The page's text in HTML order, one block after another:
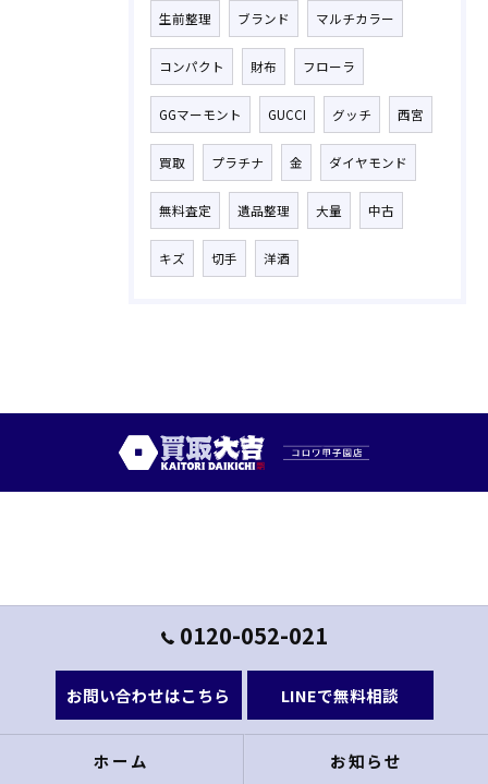
生前整理 ブランド マルチカラー
コンパクト 財布 フローラ
GGマーモント GUCCI グッチ 西宮
買取 プラチナ 金 ダイヤモンド
無料査定 遺品整理 大量 中古
キズ 切手 洋酒
0120-052-021
お問い合わせはこちら LINEで無料相談
ホーム お知らせ